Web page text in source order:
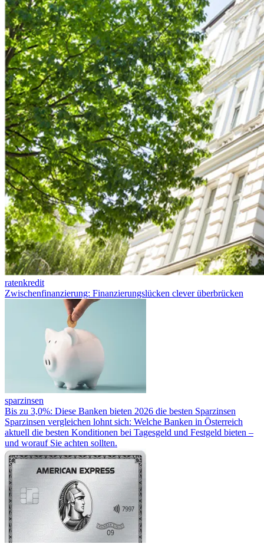
ratenkredit
Zwischenfinanzierung: Finanzierungslücken clever überbrücken
sparzinsen
Bis zu 3,0%: Diese Banken bieten 2026 die besten Sparzinsen
Sparzinsen vergleichen lohnt sich: Welche Banken in Österreich
aktuell die besten Konditionen bei Tagesgeld und Festgeld bieten –
und worauf Sie achten sollten.